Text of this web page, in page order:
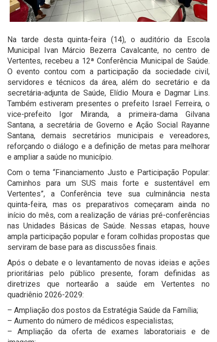
Na tarde desta quinta-feira (14), o auditório da Escola
Municipal Ivan Márcio Bezerra Cavalcante, no centro de
Vertentes, recebeu a 12ª Conferência Municipal de Saúde.
O evento contou com a participação da sociedade civil,
servidores e técnicos da área, além do secretário e da
secretária-adjunta de Saúde, Elídio Moura e Dagmar Lins.
Também estiveram presentes o prefeito Israel Ferreira, o
vice-prefeito Igor Miranda, a primeira-dama Gilvana
Santana, a secretária de Governo e Ação Social Rayanne
Santana, demais secretários municipais e vereadores,
reforçando o diálogo e a definição de metas para melhorar
e ampliar a saúde no município.
Com o tema “Financiamento Justo e Participação Popular:
Caminhos para um SUS mais forte e sustentável em
Vertentes”, a Conferência teve sua culminância nesta
quinta-feira, mas os preparativos começaram ainda no
início do mês, com a realização de várias pré-conferências
nas Unidades Básicas de Saúde. Nessas etapas, houve
ampla participação popular e foram colhidas propostas que
serviram de base para as discussões finais.
Após o debate e o levantamento de novas ideias e ações
prioritárias pelo público presente, foram definidas as
diretrizes que nortearão a saúde em Vertentes no
quadriênio 2026-2029:
– Ampliação dos postos da Estratégia Saúde da Família;
– Aumento do número de médicos especialistas;
– Ampliação da oferta de exames laboratoriais e de